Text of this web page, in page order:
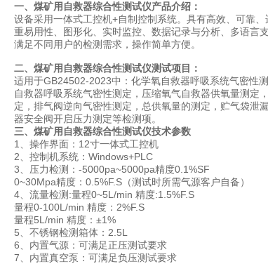
一、煤矿用自救器综合性测试仪产品介绍：
设备采用一体式工控机+自制控制系统。具有高效、可靠
重易用性、图形化、实时监控、数据记录与分析、多语言
满足不同用户的检测需求，操作简单方便。
二、煤矿用自救器综合性测试仪测试项目：
适用于GB24502-2023中：化学氧自救器呼吸系统气密性
自救器呼吸系统气密性测定，压缩氧气自救器供氧量测定
定，排气阀逆向气密性测定，总供氧量的测定，贮气袋泄
器安全阀开启压力测定等检测项。
三、煤矿用自救器综合性测试仪技术参数
1、操作界面：12寸一体式工控机
2、控制机系统：Windows+PLC
3、压力检测：-5000pa~5000pa精度0.1%SF
0~30Mpa精度：0.5%F.S（测试时所需气源客户自备）
4、流量检测:量程0~5L/min 精度:1.5%F.S
量程0-100L/min 精度：2%F.S
量程5L/min 精度：±1%
5、不锈钢检测箱体：2.5L
6、内置气源：可满足正压测试要求
7、内置真空泵：可满足负压测试要求